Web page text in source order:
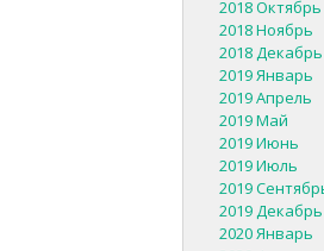
2018 Октябрь
2018 Ноябрь
2018 Декабрь
2019 Январь
2019 Апрель
2019 Май
2019 Июнь
2019 Июль
2019
2019 Декабрь
2020 Январь